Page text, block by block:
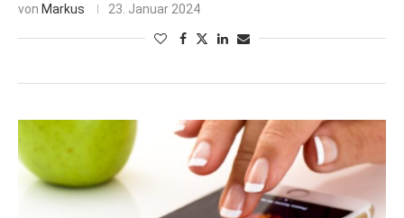
von Markus 23. Januar 2024